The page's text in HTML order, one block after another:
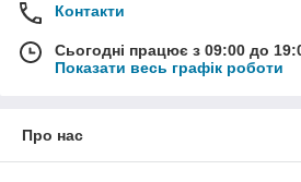
Контакти
Сьогодні працює з 09:00 до
Показати весь графік роботи
Про нас